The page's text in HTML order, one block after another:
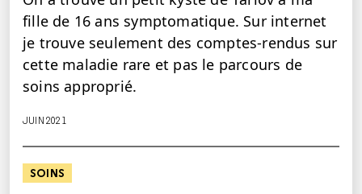
fille de 16 ans symptomatique. Sur internet
je trouve seulement des comptes-rendus sur
cette maladie rare et pas le parcours de
soins approprié.
JUIN 2021
SOINS